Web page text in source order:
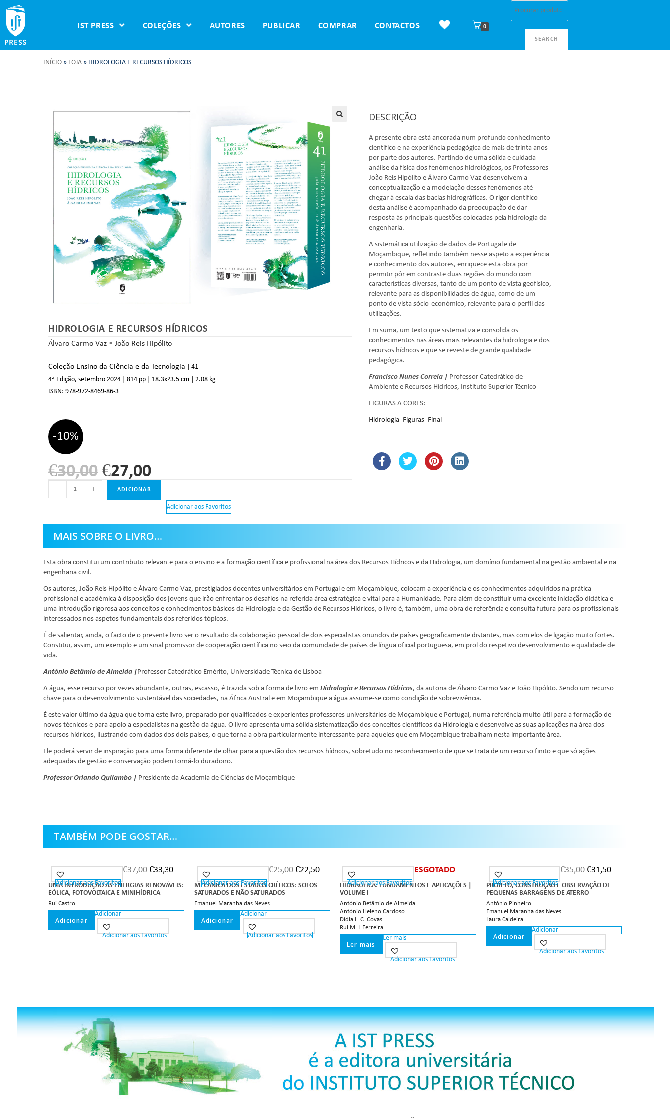
IST PRESS COLEÇÕES AUTORES PUBLICAR COMPRAR CONTACTOS 0
SEARCH
INÍCIO » LOJA » HIDROLOGIA E RECURSOS HÍDRICOS
HIDROLOGIA E RECURSOS HÍDRICOS
Álvaro Carmo Vaz • João Reis Hipólito
Coleção Ensino da Ciência e da Tecnologia | 41
4ª Edição, setembro 2024 | 814 pp | 18.3x23.5 cm | 2.08 kg
ISBN: 978-972-8469-86-3
-10%
€30,00 €27,00
- + ADICIONAR
Adicionar aos Favoritos
DESCRIÇÃO
A presente obra está ancorada num profundo conhecimento
científico e na experiência pedagógica de mais de trinta anos
por parte dos autores. Partindo de uma sólida e cuidada
análise da física dos fenómenos hidrológicos, os Professores
João Reis Hipólito e Álvaro Carmo Vaz desenvolvem a
conceptualização e a modelação desses fenómenos até
chegar à escala das bacias hidrográficas. O rigor científico
desta análise é acompanhado da preocupação de dar
resposta às principais questões colocadas pela hidrologia da
engenharia.
A sistemática utilização de dados de Portugal e de
Moçambique, refletindo também nesse aspeto a experiência
e conhecimento dos autores, enriquece esta obra por
permitir pôr em contraste duas regiões do mundo com
características diversas, tanto de um ponto de vista geofísico,
relevante para as disponibilidades de água, como de um
ponto de vista sócio-económico, relevante para o perfil das
utilizações.
Em suma, um texto que sistematiza e consolida os
conhecimentos nas áreas mais relevantes da hidrologia e dos
recursos hídricos e que se reveste de grande qualidade
pedagógica.
Francisco Nunes Correia | Professor Catedrático de
Ambiente e Recursos Hídricos, Instituto Superior Técnico
FIGURAS A CORES:
Hidrologia_Figuras_Final
MAIS SOBRE O LIVRO…
Esta obra constitui um contributo relevante para o ensino e a formação científica e profissional na área dos Recursos Hídricos e da Hidrologia, um domínio fundamental na gestão ambiental e na
engenharia civil.
Os autores, João Reis Hipólito e Álvaro Carmo Vaz, prestigiados docentes universitários em Portugal e em Moçambique, colocam a experiência e os conhecimentos adquiridos na prática
profissional e académica à disposição dos jovens que irão enfrentar os desafios na referida área estratégica e vital para a Humanidade. Para além de constituir uma excelente iniciação didática e
uma introdução rigorosa aos conceitos e conhecimentos básicos da Hidrologia e da Gestão de Recursos Hídricos, o livro é, também, uma obra de referência e consulta futura para os profissionais
interessados nos aspetos fundamentais dos referidos tópicos.
É de salientar, ainda, o facto de o presente livro ser o resultado da colaboração pessoal de dois especialistas oriundos de países geograficamente distantes, mas com elos de ligação muito fortes.
Constitui, assim, um exemplo e um sinal promissor de cooperação científica no seio da comunidade de países de língua oficial portuguesa, em prol do respetivo desenvolvimento e qualidade de
vida.
António Betâmio de Almeida |Professor Catedrático Emérito, Universidade Técnica de Lisboa
A água, esse recurso por vezes abundante, outras, escasso, é trazida sob a forma de livro em Hidrologia e Recursos Hídricos, da autoria de Álvaro Carmo Vaz e João Hipólito. Sendo um recurso
chave para o desenvolvimento sustentável das sociedades, na África Austral e em Moçambique a água assume-se como condição de sobrevivência.
É este valor último da água que torna este livro, preparado por qualificados e experientes professores universitários de Moçambique e Portugal, numa referência muito útil para a formação de
novos técnicos e para apoio a especialistas na gestão da água. O livro apresenta uma sólida sistematização dos conceitos científicos da Hidrologia e desenvolve as suas aplicações na área dos
recursos hídricos, ilustrando com dados dos dois países, o que torna a obra particularmente interessante para aqueles que em Moçambique trabalham nesta importante área.
Ele poderá servir de inspiração para uma forma diferente de olhar para a questão dos recursos hídricos, sobretudo no reconhecimento de que se trata de um recurso finito e que só ações
adequadas de gestão e conservação podem torná-lo duradoiro.
Professor Orlando Quilambo | Presidente da Academia de Ciências de Moçambique
TAMBÉM PODE GOSTAR…
Adicionar aos Favoritos
€37,00 €33,30
UMA INTRODUÇÃO ÀS ENERGIAS RENOVÁVEIS:
EÓLICA, FOTOVOLTAICA E MINIHÍDRICA
Rui Castro
Adicionar
Adicionar
Adicionar aos Favoritos
Adicionar aos Favoritos
€25,00 €22,50
MECÂNICA DOS ESTADOS CRÍTICOS: SOLOS
SATURADOS E NÃO SATURADOS
Emanuel Maranha das Neves
Adicionar
Adicionar
Adicionar aos Favoritos
OUT OF STOCK
Adicionar aos Favoritos
ESGOTADO
HIDRÁULICA: FUNDAMENTOS E APLICAÇÕES |
VOLUME I
António Betâmio de Almeida
António Heleno Cardoso
Dídia L. C. Covas
Rui M. L Ferreira
Ler mais
Ler mais
Adicionar aos Favoritos
Adicionar aos Favoritos
€35,00 €31,50
PROJETO, CONSTRUÇÃO E OBSERVAÇÃO DE
PEQUENAS BARRAGENS DE ATERRO
António Pinheiro
Emanuel Maranha das Neves
Laura Caldeira
Adicionar
Adicionar
Adicionar aos Favoritos